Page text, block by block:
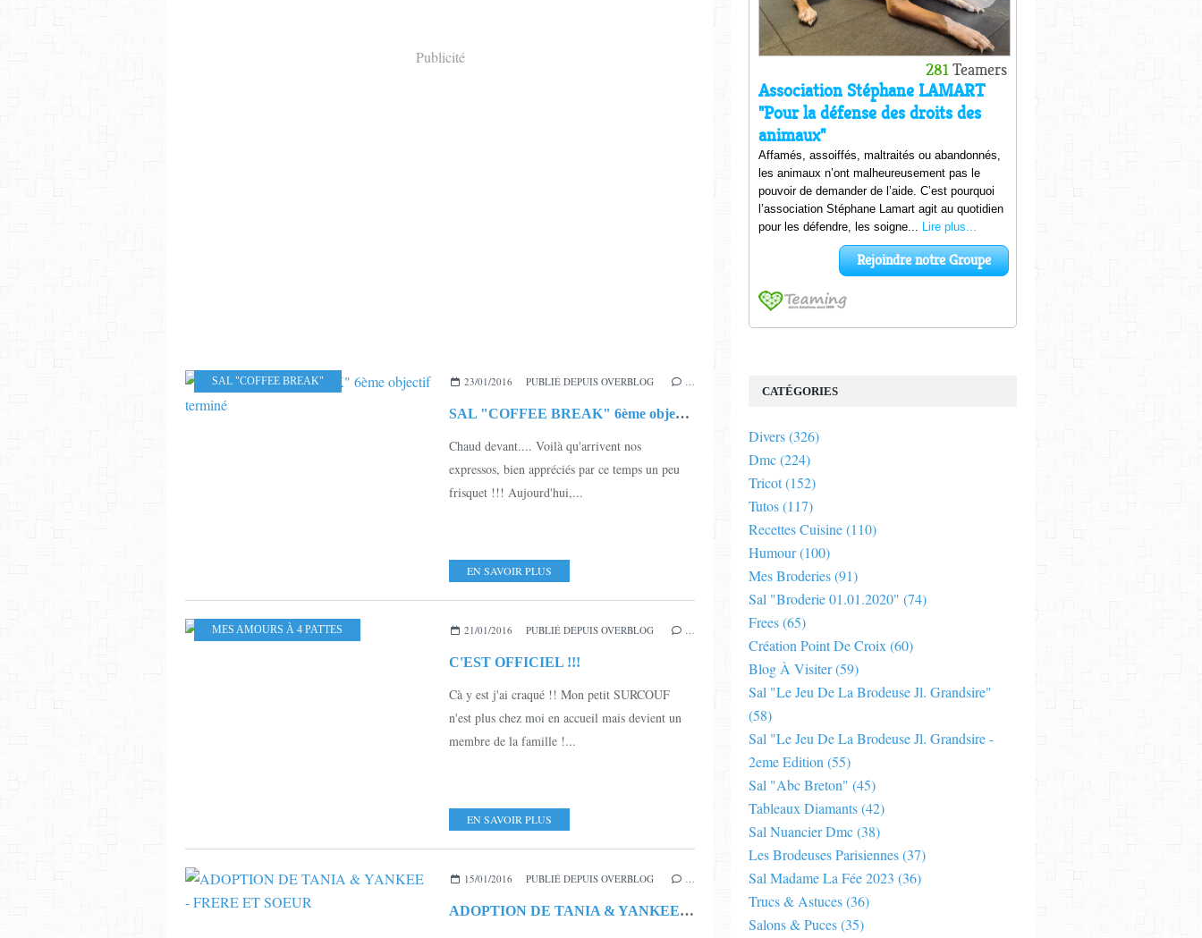
Publicité
SAL "COFFEE BREAK" 23/01/2016 PUBLIÉ DEPUIS OVERBLOG …
SAL "COFFEE BREAK" 6ème objectif terminé
Chaud devant.... Voilà qu'arrivent nos
expressos, bien appréciés par ce temps un peu
frisquet !!! Aujourd'hui,...
EN SAVOIR PLUS
MES AMOURS À 4 PATTES 21/01/2016 PUBLIÉ DEPUIS OVERBLOG …
C'EST OFFICIEL !!!
Cà y est j'ai craqué !! Mon petit SURCOUF
n'est plus chez moi en accueil mais devient un
membre de la famille !...
EN SAVOIR PLUS
15/01/2016 PUBLIÉ DEPUIS OVERBLOG …
ADOPTION DE TANIA & YANKEE - FRERE ET SOEUR
CATÉGORIES
Divers(326)
Dmc(224)
Tricot(152)
Tutos(117)
Recettes Cuisine(110)
Humour(100)
Mes Broderies(91)
Sal "broderie 01.01.2020" (74)
Frees(65)
Création Point De Croix (60)
Blog À Visiter(59)
Sal "le Jeu De La Brodeuse Jl. Grandsire"
(58)
Sal "le Jeu De La Brodeuse Jl. Grandsire -
2eme Edition (55)
Sal "abc Breton" (45)
Tableaux Diamants(42)
Sal Nuancier Dmc(38)
Les Brodeuses Parisiennes(37)
Sal Madame La Fée 2023 (36)
Trucs & Astuces(36)
Salons & Puces(35)